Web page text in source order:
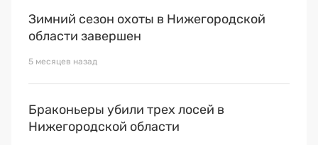
Зимний сезон охоты в Нижегородской
области завершен
5 месяцев назад
Браконьеры убили трех лосей в
Нижегородской области